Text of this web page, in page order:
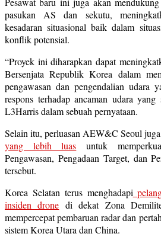
pasukan AS dan sekutu,
kesadaran situasional baik dalam
konflik potensial.
“Proyek ini diharapkan dapat
Bersenjata Republik Korea dalam
pengawasan dan pengendalian udara
respons terhadap ancaman udara
L3Harris dalam sebuah pernyataan.
Selain itu, perluasan AEW&C Seoul
yang lebih luas untuk
Pengawasan, Pengadaan Target, dan
tersebut.
Korea Selatan terus menghadapi
insiden drone di dekat Zona
mempercepat pembaruan radar dan
sistem Korea Utara dan China.